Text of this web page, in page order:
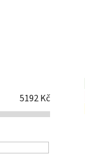
5192Kč